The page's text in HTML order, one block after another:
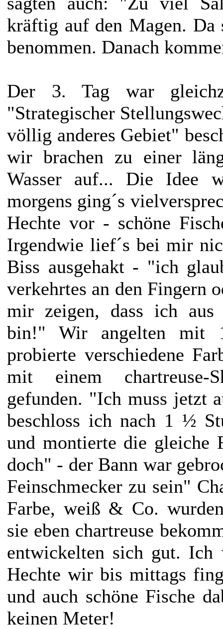
kräftig auf den Magen. Da
benommen. Danach
Der 3. Tag war
"Strategischer
völlig anderes Gebiet"
wir brachen zu einer
Wasser auf... Die Idee
morgens ging´s
Hechte vor - schöne
Irgendwie lief´s bei mir
Biss ausgehakt - "ich
verkehrtes an den Fingern
mir zeigen, dass ich aus
bin!" Wir angelten mit
probierte verschiedene
mit einem chartreuse-
gefunden. "Ich muss jetzt
beschloss ich nach 1 ½
und montierte die gleiche
doch" - der Bann war
Feinschmecker zu sein"
Farbe, weiß & Co.
sie eben chartreuse
entwickelten sich gut.
Hechte wir bis mittags
und auch schöne Fische
keinen Meter!